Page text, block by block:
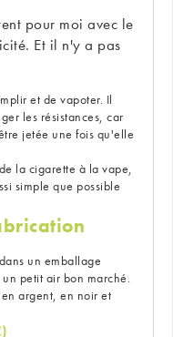
pour moi avec le
Et il n'y a pas
et de vapoter. Il
les résistances, car
jetée une fois qu'elle
la cigarette à la vape,
simple que possible
un emballage
petit air bon marché.
argent, en noir et